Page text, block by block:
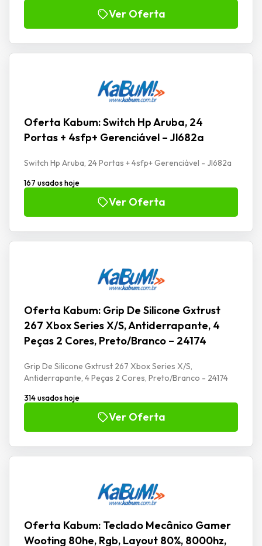
Ver Oferta
Oferta Kabum: Switch Hp Aruba, 24
Portas + 4sfp+ Gerenciável – Jl682a
Switch Hp Aruba, 24 Portas + 4sfp+ Gerenciável - Jl682a
167 usados hoje
Ver Oferta
Oferta Kabum: Grip De Silicone Gxtrust
267 Xbox Series X/S, Antiderrapante, 4
Peças 2 Cores, Preto/Branco – 24174
Grip De Silicone Gxtrust 267 Xbox Series X/S,
Antiderrapante, 4 Peças 2 Cores, Preto/Branco - 24174
314 usados hoje
Ver Oferta
Oferta Kabum: Teclado Mecânico Gamer
Wooting 80he, Rgb, Layout 80%, 8000hz,